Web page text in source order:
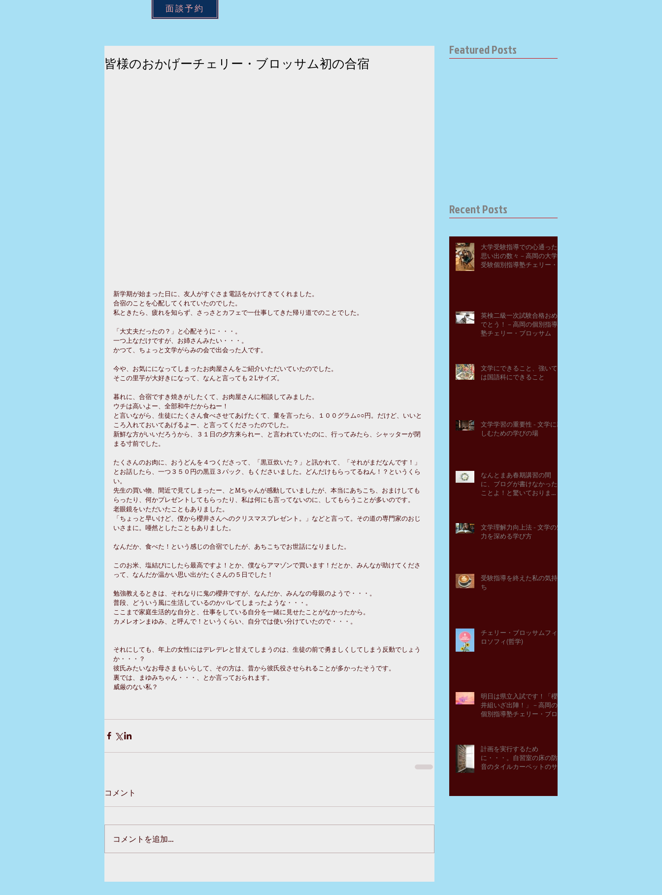
面談予約
皆様のおかげーチェリー・ブロッサム初の合宿
新学期が始まった日に、友人がすぐさま電話をかけてきてくれました。
合宿のことを心配してくれていたのでした。
私ときたら、疲れを知らず、さっさとカフェで一仕事してきた帰り道でのことでした。
「大丈夫だったの？」と心配そうに・・・。
一つ上なだけですが、お姉さんみたい・・・。
かつて、ちょっと文学がらみの会で出会った人です。
今や、お気にになってしまったお肉屋さんをご紹介いただいていたのでした。
そこの里芋が大好きになって、なんと言っても２Lサイズ。
暮れに、合宿ですき焼きがしたくて、お肉屋さんに相談してみました。
ウチは高いよー、全部和牛だからねー！
と言いながら、生徒にたくさん食べさせてあげたくて、量を言ったら、１００グラム○○円。だけど、いいと
ころ入れておいてあげるよー、と言ってくださったのでした。
新鮮な方がいいだろうから、３１日の夕方来られー、と言われていたのに、行ってみたら、シャッターが閉
まる寸前でした。
たくさんのお肉に、おうどんを４つくださって、「黒豆炊いた？」と訊かれて、「それがまだなんです！」
とお話したら、一つ３５０円の黒豆３パック、もくださいました。どんだけもらってるねん！？というくら
い。
先生の買い物、間近で見てしまったー、とMちゃんが感動していましたが、本当にあちこち、おまけしても
らったり、何かプレゼントしてもらったり、私は何にも言ってないのに、してもらうことが多いのです。
老眼鏡をいただいたこともありました。
「ちょっと早いけど、僕から櫻井さんへのクリスマスプレゼント。」などと言って。その道の専門家のおじ
いさまに。唖然としたこともありました。
なんだか、食べた！という感じの合宿でしたが、あちこちでお世話になりました。
このお米、塩結びにしたら最高ですよ！とか、僕ならアマゾンで買います！だとか、みんなが助けてくださ
って、なんだか温かい思い出がたくさんの５日でした！
勉強教えるときは、それなりに鬼の櫻井ですが、なんだか、みんなの母親のようで・・・。
普段、どういう風に生活しているのかバレてしまったような・・・。
ここまで家庭生活的な自分と、仕事をしている自分を一緒に見せたことがなかったから。
カメレオンまゆみ、と呼んで！というくらい、自分では使い分けていたので・・・。
それにしても、年上の女性にはデレデレと甘えてしまうのは、生徒の前で勇ましくしてしまう反動でしょう
か・・・？
彼氏みたいなお母さまもいらして、その方は、昔から彼氏役させられることが多かったそうです。
裏では、まゆみちゃん・・・、とか言っておられます。
威厳のない私？
コメント
コメントを追加…
Featured Posts
Recent Posts
大学受験指導での心通った
思い出の数々－高岡の大学
受験個別指導塾チェリー・
英検二級一次試験合格おめ
でとう！－高岡の個別指導
塾チェリー・ブロッサム
文学にできること、強いて
は国語科にできること
文学学習の重要性 - 文学に親
しむための学びの場
なんとまあ春期講習の間
に、ブログが書けなかった
ことよ！と驚いておりま
文学理解力向上法 - 文学の魅
力を深める学び方
受験指導を終えた私の気持
ち
チェリー・ブロッサムフィ
ロソフィ(哲学)
明日は県立入試です！「櫻
井組いざ出陣！」－高岡の
個別指導塾チェリー・ブロ
計画を実行するため
に・・・。自習室の床の防
音のタイルカーペットのサ